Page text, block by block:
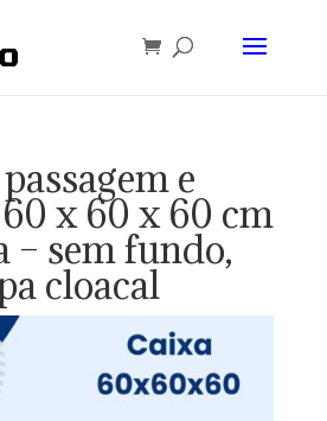
e
x 60 x 60 cm
– sem fundo,
cloacal